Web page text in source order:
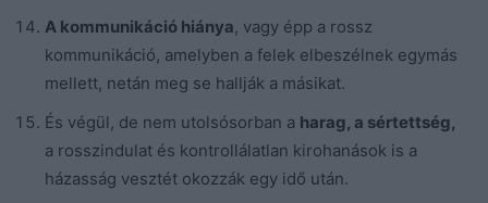
A kommunikáció hiánya, vagy épp a rossz
kommunikáció, amelyben a felek elbeszélnek egymás
mellett, netán meg se hallják a másikat.
És végül, de nem utolsósorban a harag, a sértettség,
a rosszindulat és kontrollálatlan kirohanások is a
házasság vesztét okozzák egy idő után.